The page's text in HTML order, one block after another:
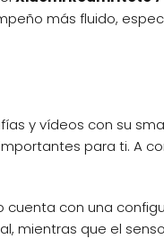
más fluido,
y vídeos con su
para ti. A
cuenta con una
mientras que el